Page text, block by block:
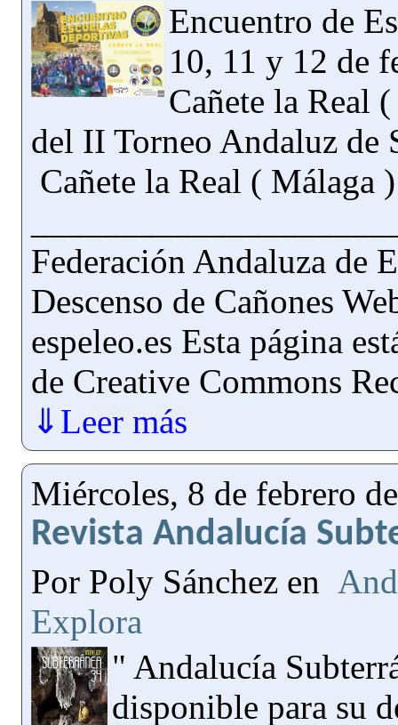
Encuentro de
10, 11 y 12 de
Cañete la Real
del II Torneo Andaluz de
Cañete la Real ( Málaga
Federación Andaluza de
Descenso de Cañones
espeleo.es Esta página
de Creative Commons
⇓Leer más
Miércoles, 8 de febrero
Revista Andalucía
Por Poly Sánchez en
Explora
" Andalucía
disponible para su